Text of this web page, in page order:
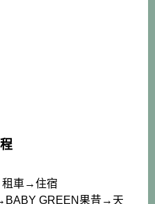
車→住宿
GREEN果昔→天